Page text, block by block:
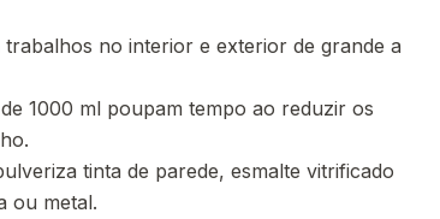
trabalhos no interior e exterior de grande a
1000 ml poupam tempo ao reduzir os
tinta de parede, esmalte vitrificado
ou metal.